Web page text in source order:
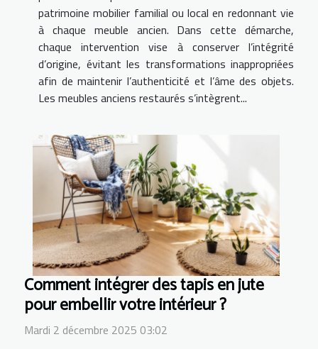
patrimoine mobilier familial ou local en redonnant vie
à chaque meuble ancien. Dans cette démarche,
chaque intervention vise à conserver l’intégrité
d’origine, évitant les transformations inappropriées
afin de maintenir l’authenticité et l’âme des objets.
Les meubles anciens restaurés s’intègrent...
Comment intégrer des tapis en jute
pour embellir votre intérieur ?
Mardi 2 décembre 2025 03:02